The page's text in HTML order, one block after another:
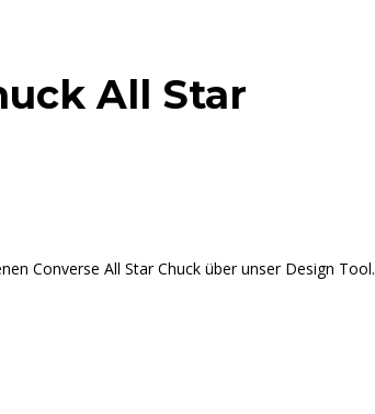
All Star
Converse All Star Chuck über unser Design Tool.